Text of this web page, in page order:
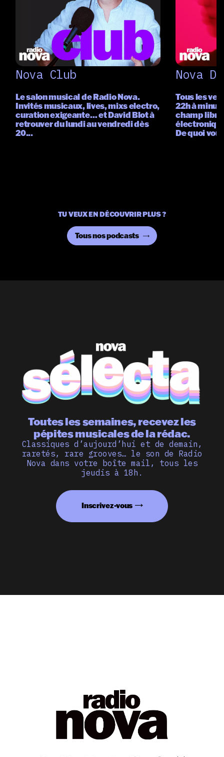
Nova Club
Le salon musical de Radio Nova.
Invités musicaux, lives, mixs electro,
curation exigeante… et David Blot à
retrouver du lundi au vendredi dès
20...
Nova
Tous les
22h à
champ
De quoi
TU VEUX EN DÉCOUVRIR PLUS ?
Tous nos podcasts
Toutes les semaines, recevez les
pépites musicales de la rédac.
Classiques d’aujourd’hui et de demain,
raretés, rare grooves… le son de Radio
Nova dans votre boîte mail, tous les
jeudis à 18h.
Inscrivez-vous